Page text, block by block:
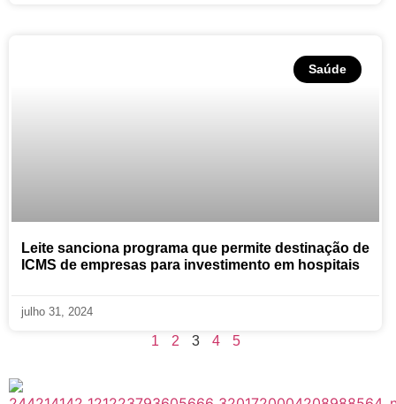
Saúde
Leite sanciona programa que permite destinação de
ICMS de empresas para investimento em hospitais
julho 31, 2024
1 2 3 4 5